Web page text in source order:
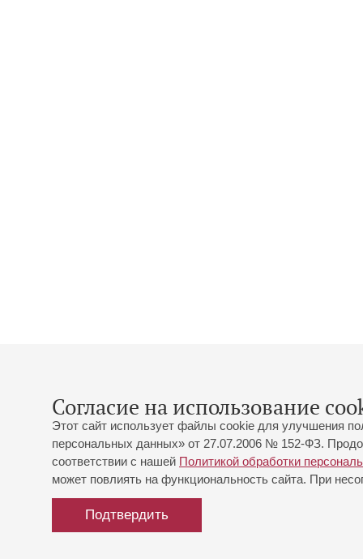
Согласие на использование
Этот сайт использует файлы cookie для улучшения
персональных данных» от 27.07.2006 № 152-ФЗ.
соответствии с нашей Политикой обработки
может повлиять на функциональность сайта. При
Подтвердить